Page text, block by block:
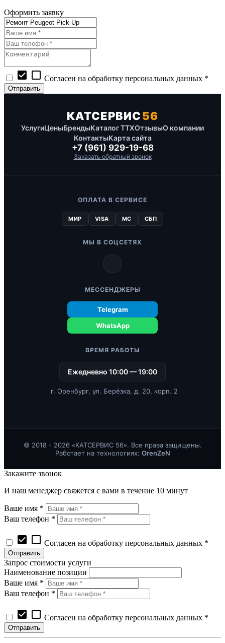
Оформить заявку
check_box check_box_outline_blank Согласен на обработку персональных данных *
КАТСЕРВИС56
УслугиЦеныБрендыКаталог ТТХОтзывыО компании
КонтактыКарта сайта
+7 (961) 929-19-68
Заказать обратный звонок
ОПЛАТА В СЕРВИСЕ
МИР VISA MC СБП
МЫ В СОЦСЕТЯХ
МЕССЕНДЖЕРЫ
Telegram
WhatsApp
ВРЕМЯ РАБОТЫ
Ежедневно 10:00 — 19:00
г. Оренбург, ул. Берёзка, д. 20, корп. 2
© 2018 - 2026 «КАТСЕРВИС 56». Все права защищены.
Работает на технологиях: OrenZeN
Закажите звонок
И наш менеджер свяжется с вами в течение 10 минут
Ваше имя *
Ваш телефон *
check_box check_box_outline_blank Согласен на обработку персональных данных *
Запрос стоимости услуги
Наименование позиции
Ваше имя *
Ваш телефон *
check_box check_box_outline_blank Согласен на обработку персональных данных *